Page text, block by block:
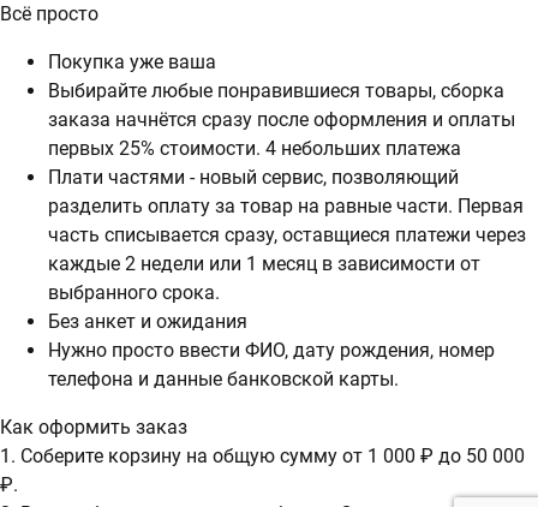
Всё просто
Покупка уже ваша
Выбирайте любые понравившиеся товары, сборка
заказа начнётся сразу после оформления и оплаты
первых 25% стоимости. 4 небольших платежа
Плати частями - новый сервис, позволяющий
разделить оплату за товар на равные части. Первая
часть списывается сразу, оставщиеся платежи через
каждые 2 недели или 1 месяц в зависимости от
выбранного срока.
Без анкет и ожидания
Нужно просто ввести ФИО, дату рождения, номер
телефона и данные банковской карты.
Как оформить заказ
1. Соберите корзину на общую сумму от 1 000 ₽ до 50 000
₽.